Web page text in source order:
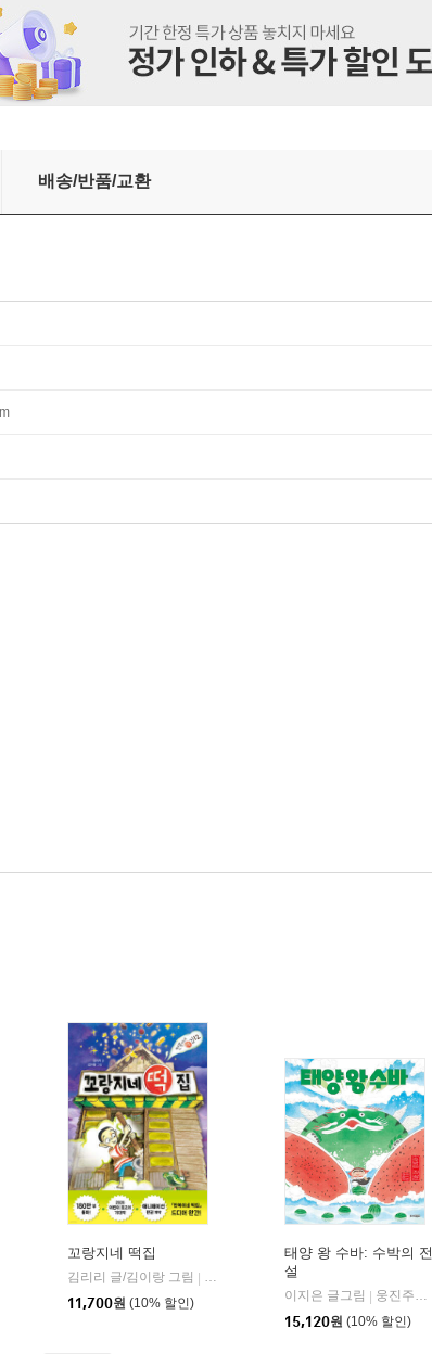
배송/반품/교환
꼬랑지네 떡집
김리리 글/김이랑 그림
비룡소
11,700원 (10% 할인)
태양 왕 수바: 수박의 전
설
이지은 글그림
웅진주니어
15,120원 (10% 할인)